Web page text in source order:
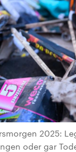
2025:
oder gar